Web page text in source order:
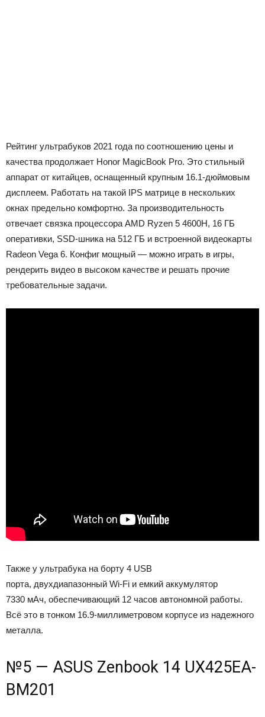
Рейтинг ультрабуков 2021 года по соотношению цены и
качества продолжает Honor MagicBook Pro. Это стильный
аппарат от китайцев, оснащенный крупным 16.1-дюймовым
дисплеем. Работать на такой IPS матрице в нескольких
окнах предельно комфортно. За производительность
отвечает связка процессора AMD Ryzen 5 4600H, 16 ГБ
оперативки, SSD-шника на 512 ГБ и встроенной видеокарты
Radeon Vega 6. Конфиг мощный — можно играть в игры,
рендерить видео в высоком качестве и решать прочие
требовательные задачи.
Также у ультрабука на борту 4 USB
порта, двухдиапазонный Wi-Fi и емкий аккумулятор
7330 мАч, обеспечивающий 12 часов автономной работы.
Всё это в тонком 16.9-миллиметровом корпусе из надежного
металла.
№5 — ASUS Zenbook 14 UX425EA-
BM201